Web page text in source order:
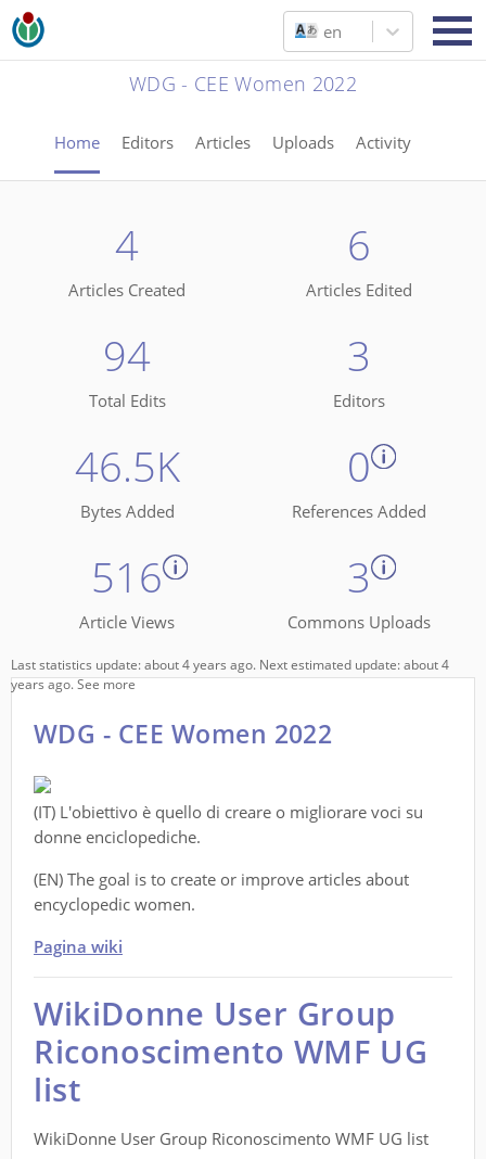
en
WDG - CEE Women 2022
Home Editors Articles Uploads Activity
4
Articles Created
6
Articles Edited
94
Total Edits
3
Editors
46.5K
Bytes Added
0
References Added
516
Article Views
3
Commons Uploads
Last statistics update: about 4 years ago. Next estimated update: about 4
years ago.See more
WDG - CEE Women 2022
(IT) L'obiettivo è quello di creare o migliorare voci su
donne enciclopediche.
(EN) The goal is to create or improve articles about
encyclopedic women.
Pagina wiki
WikiDonne User Group
Riconoscimento WMF UG
list
WikiDonne User Group Riconoscimento WMF UG list